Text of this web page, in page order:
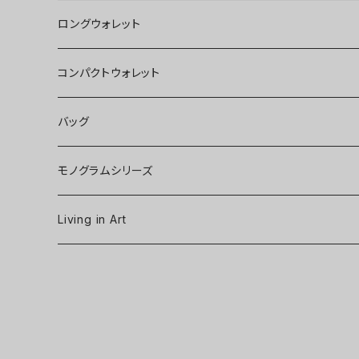
ロングウォレット
コンパクトウォレット
バッグ
モノグラムシリーズ
Living in Art